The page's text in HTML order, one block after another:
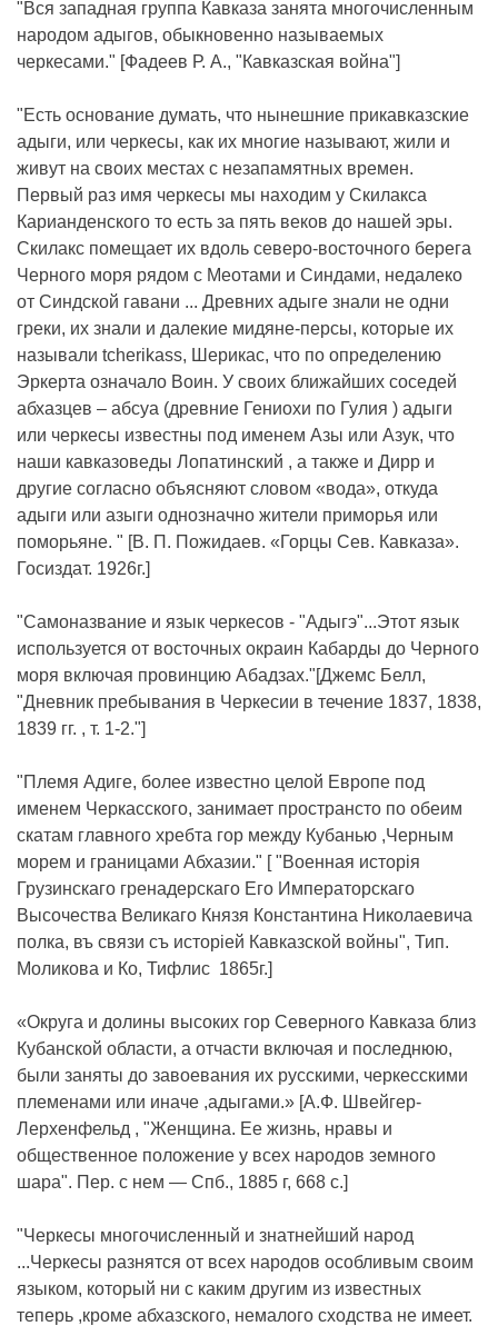
"Вся западная группа Кавказа занята многочисленным
народом адыгов, обыкновенно называемых
черкесами." [Фадеев Р. А., "Кавказская война"]
"Есть основание думать, что нынешние прикавказские
адыги, или черкесы, как их многие называют, жили и
живут на своих местах с незапамятных времен.
Первый раз имя черкесы мы находим у Скилакса
Карианденского то есть за пять веков до нашей эры.
Скилакс помещает их вдоль северо-восточного берега
Черного моря рядом с Меотами и Синдами, недалеко
от Синдской гавани ... Древних адыге знали не одни
греки, их знали и далекие мидяне-персы, которые их
называли tcherikass, Шерикас, что по определению
Эркерта означало Воин. У своих ближайших соседей
абхазцев – абсуа (древние Гениохи по Гулия ) адыги
или черкесы известны под именем Азы или Азук, что
наши кавказоведы Лопатинский , а также и Дирр и
другие согласно объясняют словом «вода», откуда
адыги или азыги однозначно жители приморья или
поморьяне. " [В. П. Пожидаев. «Горцы Сев. Кавказа».
Госиздат. 1926г.]
"Самоназвание и язык черкесов - "Адыгэ"...Этот язык
используется от восточных окраин Кабарды до Черного
моря включая провинцию Абадзах."[Джемс Белл,
"Дневник пребывания в Черкесии в течение 1837, 1838,
1839 гг. , т. 1-2."]
"Племя Адиге, более известно целой Европе под
именем Черкасского, занимает пространсто по обеим
скатам главного хребта гор между Кубанью ,Черным
морем и границами Абхазии." [ "Военная исторiя
Грузинскаго гренадерскаго Его Императорскаго
Высочества Великаго Князя Константина Николаевича
полка, въ связи съ исторiей Кавказской войны", Тип.
Моликова и Ко, Тифлис 1865г.]
«Округа и долины высоких гор Северного Кавказа близ
Кубанской области, а отчасти включая и последнюю,
были заняты до завоевания их русскими, черкесскими
племенами или иначе ,адыгами.» [А.Ф. Швейгер-
Лерхенфельд , "Женщина. Ее жизнь, нравы и
общественное положение у всех народов земного
шара". Пер. с нем — Спб., 1885 г, 668 с.]
"Черкесы многочисленный и знатнейший народ
...Черкесы разнятся от всех народов особливым своим
языком, который ни с каким другим из известных
теперь ,кроме абхазского, немалого сходства не имеет.